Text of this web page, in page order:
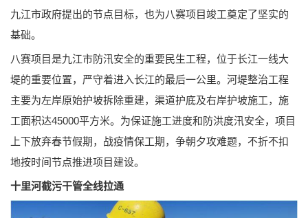
九江市政府提出的节点目标，也为八赛项目竣工奠定了坚实的
基础。
八赛项目是九江市防汛安全的重要民生工程，位于长江一线大
堤的重要位置，严守着进入长江的最后一公里。河堤整治工程
主要为左岸原始护坡拆除重建，渠道护底及右岸护坡施工，施
工面积达45000平方米。为保证施工进度和防洪度汛安全，项目
上下放弃春节假期，战疫情保工期，争朝夕攻难题，不折不扣
地按时间节点推进项目建设。
十里河截污干管全线拉通